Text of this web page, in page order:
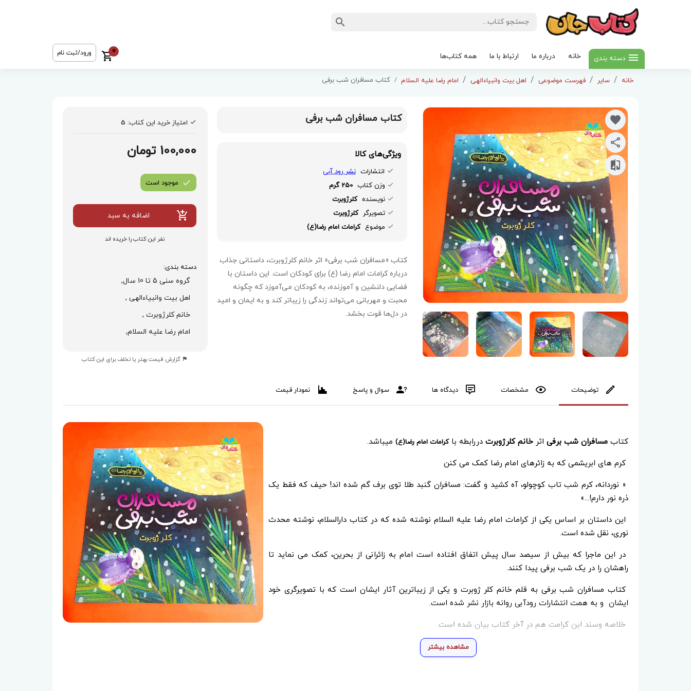
دسته بندی خانه درباره ما ارتباط با ما همه کتاب‌ها
0 ورود/ثبت نام
خانه سایر فهرست موضوعی اهل بیت وانبیاءالهی امام رضا علیه السلام کتاب مسافران شب برفی
کتاب مسافران شب برفی
ویژگی‌های کالا
انتشارات نشر رود آبی
وزن کتاب 250 گرم
نویسنده کلرژوبرت
تصویرگر کلرژوبرت
موضوع کرامات امام رضا(ع)
کتاب «مسافران شب برفی» اثر خانم کلرژوبرت، داستانی جذاب
درباره کرامات امام رضا (ع) برای کودکان است. این داستان با
فضایی دلنشین و آموزنده، به کودکان می‌آموزد که چگونه
محبت و مهربانی می‌تواند زندگی را زیباتر کند و به ایمان و امید
در دل‌ها قوت بخشد.
امتیاز خرید این کتاب: 5
100,000 تومان
موجود است
اضافه به سبد
نفر این کتاب را خریده اند
دسته بندی:
گروه سنی 5 تا 10 سال,
اهل بیت وانبیاءالهی ,
خانم کلرژوبرت ,
امام رضا علیه السلام,
گزارش قیمت بهتر یا تخلف برای این کتاب
توضیحات مشخصات دیدگاه ها سوال و پاسخ نمودار قیمت
کتاب مسافران شب برفی اثر خانم کلرژوبرت دررابطه باکرامات امام رضا(ع) میباشد.
کرم های ابریشمی که به زائرهای امام رضا کمک می کنن
« نوردانه، کرم شب تاب کوچولو، آه کشید و گفت: مسافران گنبد طلا توی برف گم شده اند! حیف که فقط یک
ذره نور دارم!...»
این داستان بر اساس یکی از کرامات امام رضا علیه السلام نوشته شده که در کتاب دارالسلام، نوشته محدث
نوری، نقل شده است.
در این ماجرا که بیش از سیصد سال پیش اتفاق افتاده است امام به زائرانی از بحرین، کمک می نماید تا
راهشان را در یک شب برفی پیدا کنند.
کتاب مسافران شب برفی به قلم خانم کلر ژوبرت و یکی از زیباترین آثار ایشان است که با تصویرگری خود
ایشان و به همت انتشارات رودآبی روانه بازار نشر شده است.
خلاصه وسند این کرامت هم در آخر کتاب بیان شده است.
مشاهده بیشتر